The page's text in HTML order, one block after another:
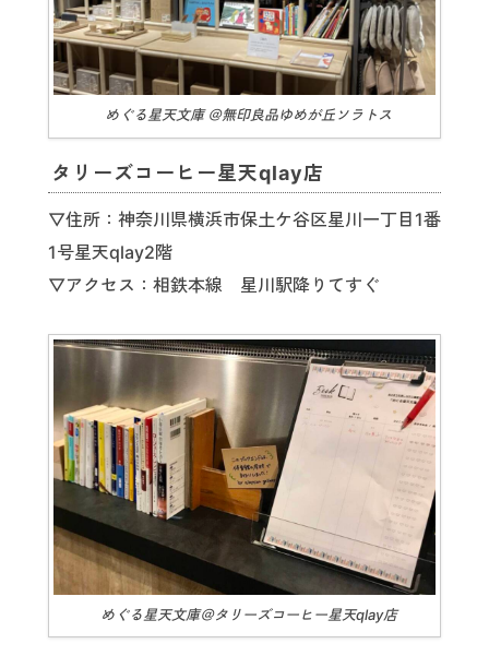
めぐる星天文庫 ＠無印良品ゆめが丘ソラトス
タリーズコーヒー星天qlay店
▽住所：神奈川県横浜市保土ケ谷区星川一丁目1番
1号星天qlay2階
▽アクセス：相鉄本線 星川駅降りてすぐ
めぐる星天文庫＠タリーズコーヒー星天qlay店